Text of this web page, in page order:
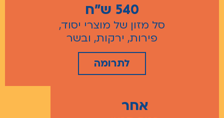
540 ש"ח
סל מזון של מוצרי יסוד,
פירות, ירקות, ובשר
לתרומה
אחר